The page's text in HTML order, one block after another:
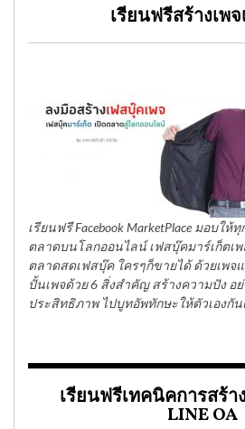
เรียนฟรีสร้างเพ
เรียนฟรี Facebook MarketPlace มอบให้
ตลาดบนโลกออนไลน์ เฟสบุ๊คมาร์เก็ตเพ
ตลาดสดเฟสบุ๊ค ใครๆก็ขายได้ ด้วยเพจ
ปั้นเพจด้วย 6 สิ่งสำคัญ สร้างความปัง อ
ประสิทธิภาพ ไปบูทอัพทักษะให้ตัวเองกั
เรียนฟรีเทคนิคการสร้
LINE OA